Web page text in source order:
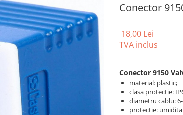
Conector
18,00 Lei
TVA inclus
Conector 9150
material: plastic;
clasa protectie:
diametru cablu:
protectie: